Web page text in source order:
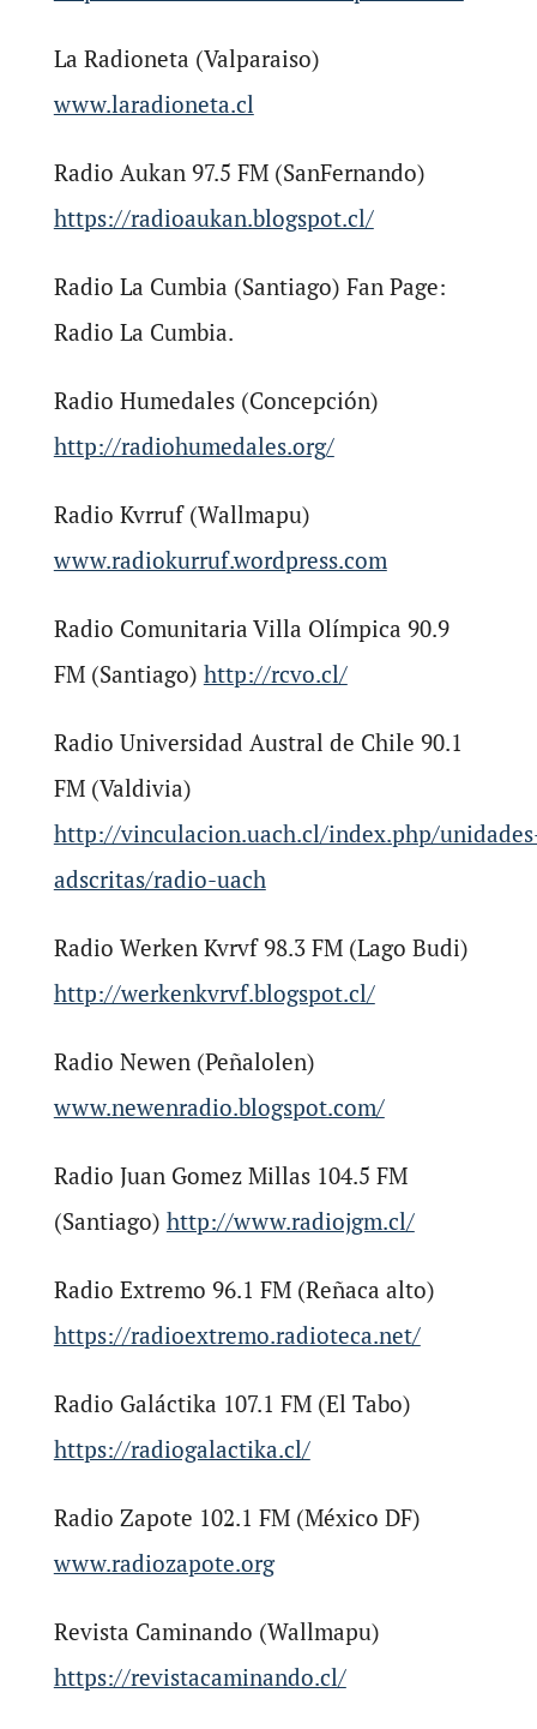
La Radioneta (Valparaiso)
www.laradioneta.cl
Radio Aukan 97.5 FM (SanFernando)
https://radioaukan.blogspot.cl/
Radio La Cumbia (Santiago) Fan Page:
Radio La Cumbia.
Radio Humedales (Concepción)
http://radiohumedales.org/
Radio Kvrruf (Wallmapu)
www.radiokurruf.wordpress.com
Radio Comunitaria Villa Olímpica 90.9
FM (Santiago) http://rcvo.cl/
Radio Universidad Austral de Chile 90.1
FM (Valdivia)
http://vinculacion.uach.cl/index.php/
adscritas/radio-uach
Radio Werken Kvrvf 98.3 FM (Lago Budi)
http://werkenkvrvf.blogspot.cl/
Radio Newen (Peñalolen)
www.newenradio.blogspot.com/
Radio Juan Gomez Millas 104.5 FM
(Santiago) http://www.radiojgm.cl/
Radio Extremo 96.1 FM (Reñaca alto)
https://radioextremo.radioteca.net/
Radio Galáctika 107.1 FM (El Tabo)
https://radiogalactika.cl/
Radio Zapote 102.1 FM (México DF)
www.radiozapote.org
Revista Caminando (Wallmapu)
https://revistacaminando.cl/